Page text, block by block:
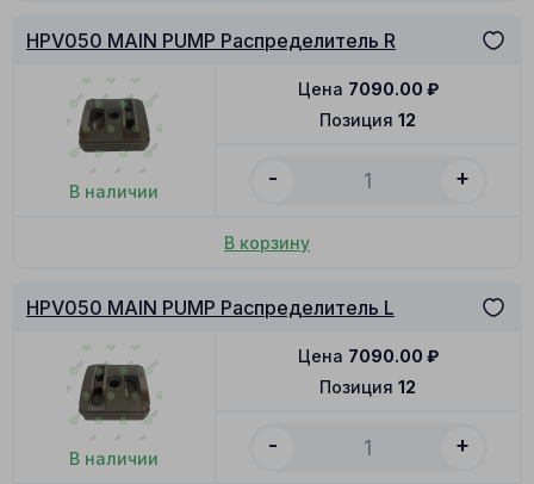
HPV050 MAIN PUMP Распределитель R
В наличии
Позиция 12
Цена 7090.00 ₽
- +
В корзину
HPV050 MAIN PUMP Распределитель L
В наличии
Позиция 12
Цена 7090.00 ₽
- +